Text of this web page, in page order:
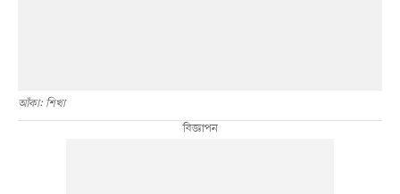
আঁকা: শিখা